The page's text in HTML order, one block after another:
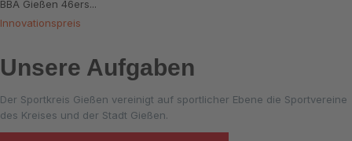
BBA Gießen 46ers...
Innovationspreis
Unsere Aufgaben
Der Sportkreis Gießen vereinigt auf sportlicher Ebene die Sportvereine
des Kreises und der Stadt Gießen.